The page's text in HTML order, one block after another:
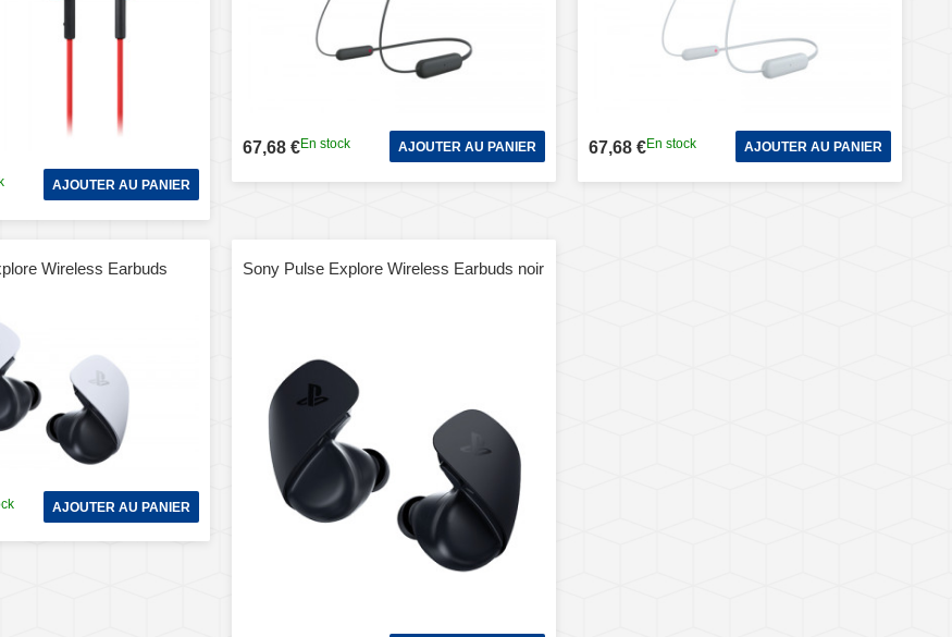
AJOUTER AU PANIER
67,68 €En stock AJOUTER AU PANIER 67,68 €En stock AJOUTER AU PANIER
Wireless Earbuds
AJOUTER AU PANIER
Sony Pulse Explore Wireless Earbuds noir